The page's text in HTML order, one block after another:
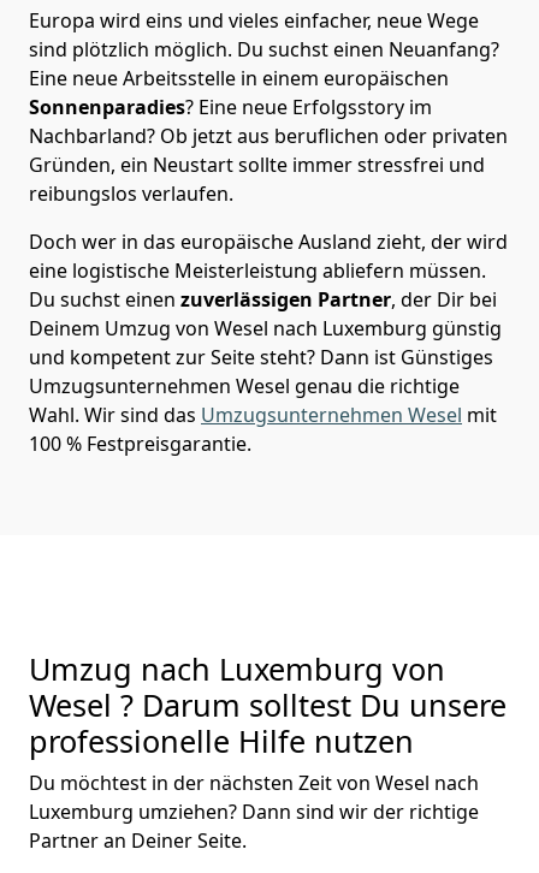
Europa wird eins und vieles einfacher, neue Wege
sind plötzlich möglich. Du suchst einen Neuanfang?
Eine neue Arbeitsstelle in einem europäischen
Sonnenparadies? Eine neue Erfolgsstory im
Nachbarland? Ob jetzt aus beruflichen oder privaten
Gründen, ein Neustart sollte immer stressfrei und
reibungslos verlaufen.
Doch wer in das europäische Ausland zieht, der wird
eine logistische Meisterleistung abliefern müssen.
Du suchst einen zuverlässigen Partner, der Dir bei
Deinem Umzug von Wesel nach Luxemburg günstig
und kompetent zur Seite steht? Dann ist Günstiges
Umzugsunternehmen Wesel genau die richtige
Wahl. Wir sind das Umzugsunternehmen Wesel mit
100 % Festpreisgarantie.
Umzug nach Luxemburg von
Wesel ? Darum solltest Du unsere
professionelle Hilfe nutzen
Du möchtest in der nächsten Zeit von Wesel nach
Luxemburg umziehen? Dann sind wir der richtige
Partner an Deiner Seite.